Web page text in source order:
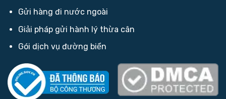
Gửi hàng đi nước ngoài
Giải pháp gửi hành lý thừa cân
Gói dịch vụ đường biển